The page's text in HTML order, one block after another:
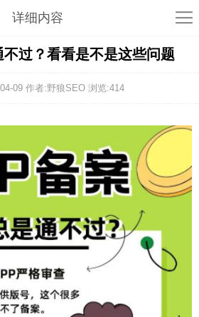
详细内容
过？看看是不是这些问题
09 作者:野狼SEO 浏览:414